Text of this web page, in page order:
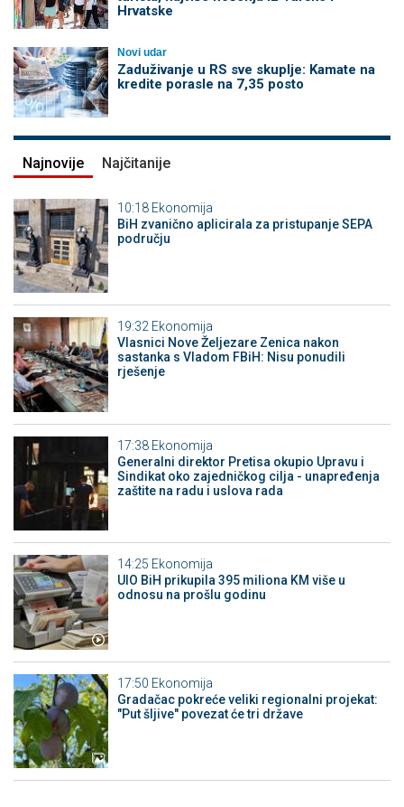
Hrvatske
Novi udar
Zaduživanje u RS sve skuplje: Kamate na
kredite porasle na 7,35 posto
Najnovije Najčitanije
10:18 Ekonomija
BiH zvanično aplicirala za pristupanje SEPA
području
19:32 Ekonomija
Vlasnici Nove Željezare Zenica nakon
sastanka s Vladom FBiH: Nisu ponudili
rješenje
17:38 Ekonomija
Generalni direktor Pretisa okupio Upravu i
Sindikat oko zajedničkog cilja - unapređenja
zaštite na radu i uslova rada
14:25 Ekonomija
UIO BiH prikupila 395 miliona KM više u
odnosu na prošlu godinu
17:50 Ekonomija
Gradačac pokreće veliki regionalni projekat:
"Put šljive" povezat će tri države